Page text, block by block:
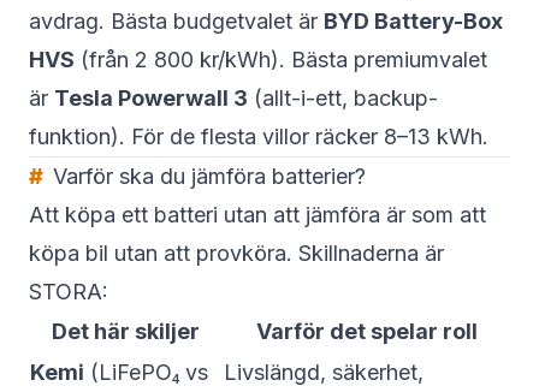
avdrag. Bästa budgetvalet är BYD Battery-Box
HVS (från 2 800 kr/kWh). Bästa premiumvalet
är Tesla Powerwall 3 (allt-i-ett, backup-
funktion). För de flesta villor räcker 8–13 kWh.
Varför ska du jämföra batterier?
Att köpa ett batteri utan att jämföra är som att
köpa bil utan att provköra. Skillnaderna är
STORA:
Det här skiljer
Varför det spelar roll
Kemi (LiFePO₄ vs
Livslängd, säkerhet,